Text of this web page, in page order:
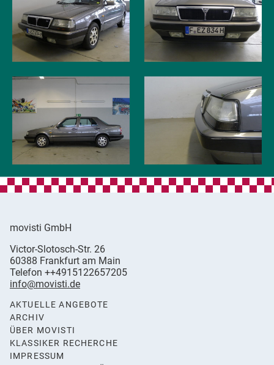
movisti GmbH
classic
automobiles
Victor-Slotosch-Str. 26
60388 Frankfurt am Main
Germany
Telefon ++4915122657205
info@movisti.de
AKTUELLE ANGEBOTE
ARCHIV
ÜBER MOVISTI
KLASSIKER RECHERCHE
IMPRESSUM